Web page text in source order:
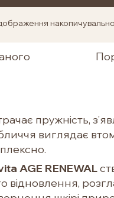
пружність,
виглядає
AGE RENEWAL
відновлення,